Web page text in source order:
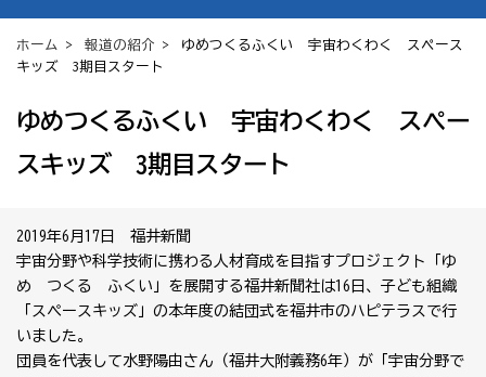
ホーム > 報道の紹介 > ゆめつくるふくい 宇宙わくわく スペース
キッズ 3期目スタート
ゆめつくるふくい 宇宙わくわく スペー
スキッズ 3期目スタート
2019年6月17日 福井新聞
宇宙分野や科学技術に携わる人材育成を目指すプロジェクト「ゆ
め つくる ふくい」を展開する福井新聞社は16日、子ども組織
「スペースキッズ」の本年度の結団式を福井市のハピテラスで行
いました。
団員を代表して水野陽由さん（福井大附義務6年）が「宇宙分野で